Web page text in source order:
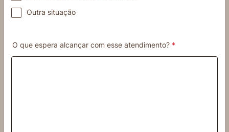
Outra situação
O que espera alcançar com esse atendimento? *